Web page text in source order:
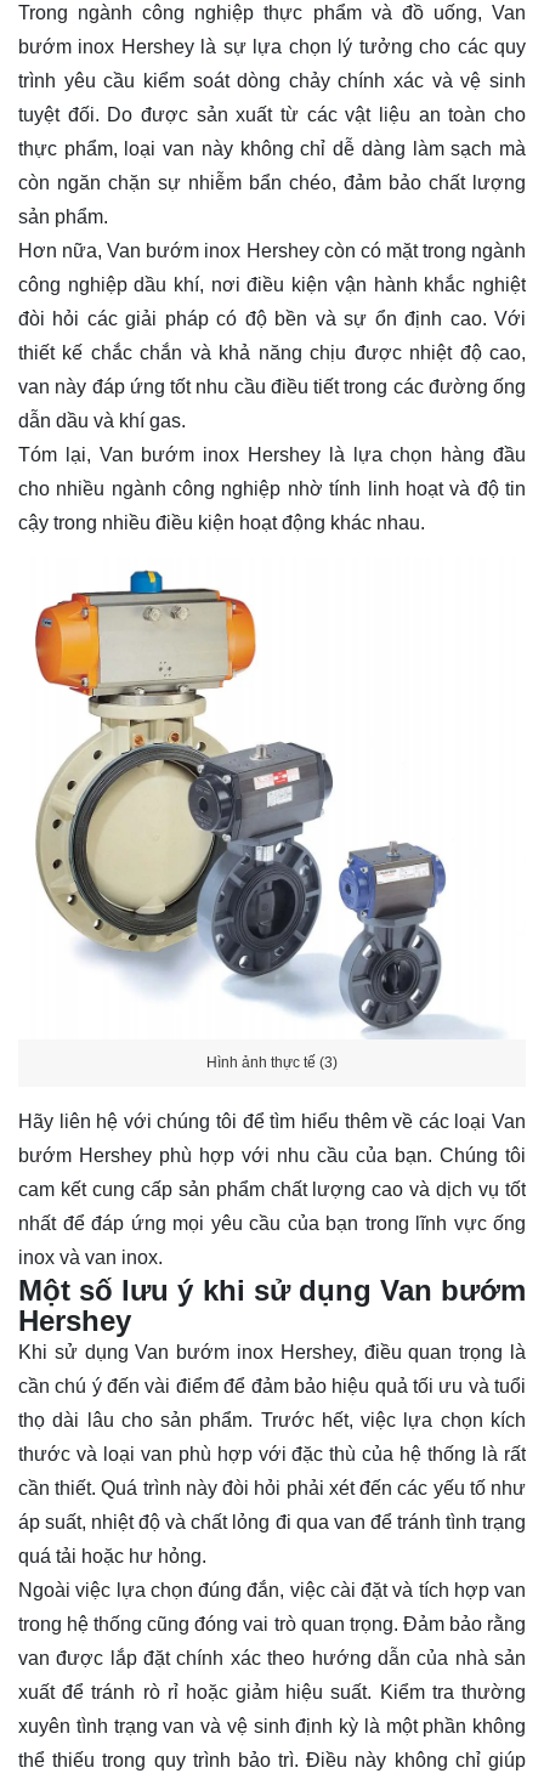
Trong ngành công nghiệp thực phẩm và đồ uống, Van
bướm inox Hershey là sự lựa chọn lý tưởng cho các quy
trình yêu cầu kiểm soát dòng chảy chính xác và vệ sinh
tuyệt đối. Do được sản xuất từ các vật liệu an toàn cho
thực phẩm, loại van này không chỉ dễ dàng làm sạch mà
còn ngăn chặn sự nhiễm bẩn chéo, đảm bảo chất lượng
sản phẩm.
Hơn nữa, Van bướm inox Hershey còn có mặt trong ngành
công nghiệp dầu khí, nơi điều kiện vận hành khắc nghiệt
đòi hỏi các giải pháp có độ bền và sự ổn định cao. Với
thiết kế chắc chắn và khả năng chịu được nhiệt độ cao,
van này đáp ứng tốt nhu cầu điều tiết trong các đường ống
dẫn dầu và khí gas.
Tóm lại, Van bướm inox Hershey là lựa chọn hàng đầu
cho nhiều ngành công nghiệp nhờ tính linh hoạt và độ tin
cậy trong nhiều điều kiện hoạt động khác nhau.
Hình ảnh thực tế (3)
Hãy liên hệ với chúng tôi để tìm hiểu thêm về các loại Van
bướm Hershey phù hợp với nhu cầu của bạn. Chúng tôi
cam kết cung cấp sản phẩm chất lượng cao và dịch vụ tốt
nhất để đáp ứng mọi yêu cầu của bạn trong lĩnh vực ống
inox và van inox.
Một số lưu ý khi sử dụng Van bướm
Hershey
Khi sử dụng Van bướm inox Hershey, điều quan trọng là
cần chú ý đến vài điểm để đảm bảo hiệu quả tối ưu và tuổi
thọ dài lâu cho sản phẩm. Trước hết, việc lựa chọn kích
thước và loại van phù hợp với đặc thù của hệ thống là rất
cần thiết. Quá trình này đòi hỏi phải xét đến các yếu tố như
áp suất, nhiệt độ và chất lỏng đi qua van để tránh tình trạng
quá tải hoặc hư hỏng.
Ngoài việc lựa chọn đúng đắn, việc cài đặt và tích hợp van
trong hệ thống cũng đóng vai trò quan trọng. Đảm bảo rằng
van được lắp đặt chính xác theo hướng dẫn của nhà sản
xuất để tránh rò rỉ hoặc giảm hiệu suất. Kiểm tra thường
xuyên tình trạng van và vệ sinh định kỳ là một phần không
thể thiếu trong quy trình bảo trì. Điều này không chỉ giúp